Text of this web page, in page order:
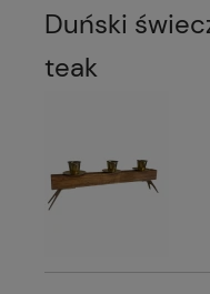
Duński
teak